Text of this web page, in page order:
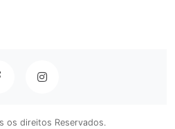
direitos Reservados.